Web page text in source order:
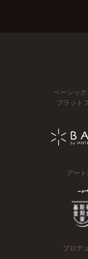
ベーシッ
プラット
アー
プロデ